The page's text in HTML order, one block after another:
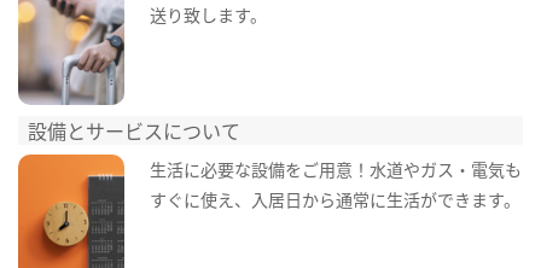
送り致します。
設備とサービスについて
生活に必要な設備をご用意！水道やガス・電気も
すぐに使え、入居日から通常に生活ができます。